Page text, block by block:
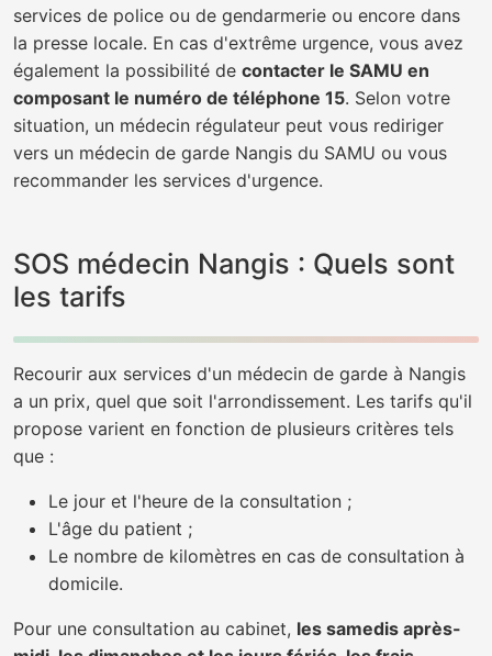
services de police ou de gendarmerie ou encore dans
la presse locale. En cas d'extrême urgence, vous avez
également la possibilité de contacter le SAMU en
composant le numéro de téléphone 15. Selon votre
situation, un médecin régulateur peut vous rediriger
vers un médecin de garde Nangis du SAMU ou vous
recommander les services d'urgence.
SOS médecin Nangis : Quels sont
les tarifs
Recourir aux services d'un médecin de garde à Nangis
a un prix, quel que soit l'arrondissement. Les tarifs qu'il
propose varient en fonction de plusieurs critères tels
que :
Le jour et l'heure de la consultation ;
L'âge du patient ;
Le nombre de kilomètres en cas de consultation à
domicile.
Pour une consultation au cabinet, les samedis après-